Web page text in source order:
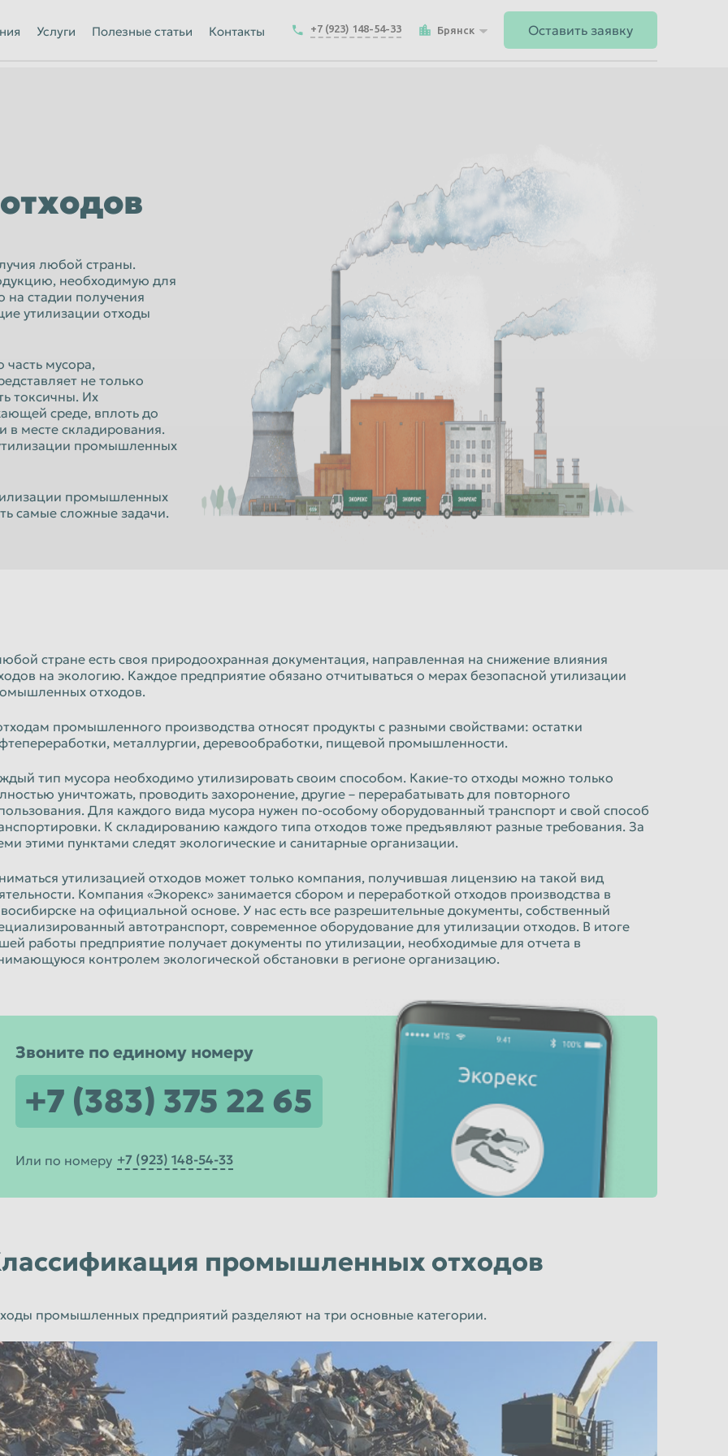
Магнитогорск
Нижнекамск
Новокузнецк
Петропавловск-Камчатский
Псков
Санкт-Петербург
Томск
Чита
Энгельс
Ярославль
Услуги Полезные статьи Контакты +7 (923) 148-54-33 Брянск Оставить заявку
любой страны.
необходимую для
стадии получения
утилизации отходы
мусора,
не только
токсичны. Их
среде, вплоть до
в месте складирования.
промышленных
промышленных
самые сложные задачи.
стране есть своя природоохранная документация, направленная на снижение влияния
на экологию. Каждое предприятие обязано отчитываться о мерах безопасной утилизации
отходов.
промышленного производства относят продукты с разными свойствами: остатки
металлургии, деревообработки, пищевой промышленности.
тип мусора необходимо утилизировать своим способом. Какие-то отходы можно только
уничтожать, проводить захоронение, другие – перерабатывать для повторного
Для каждого вида мусора нужен по-особому оборудованный транспорт и свой способ
К складированию каждого типа отходов тоже предъявляют разные требования. За
этими пунктами следят экологические и санитарные организации.
утилизацией отходов может только компания, получившая лицензию на такой вид
Компания «Экорекс» занимается сбором и переработкой отходов производства в
на официальной основе. У нас есть все разрешительные документы, собственный
автотранспорт, современное оборудование для утилизации отходов. В итоге
работы предприятие получает документы по утилизации, необходимые для отчета в
контролем экологической обстановки в регионе организацию.
Звоните по единому номеру
+7 (383) 375 22 65
Или по номеру +7 (923) 148-54-33
промышленных отходов
промышленных предприятий разделяют на три основные категории.